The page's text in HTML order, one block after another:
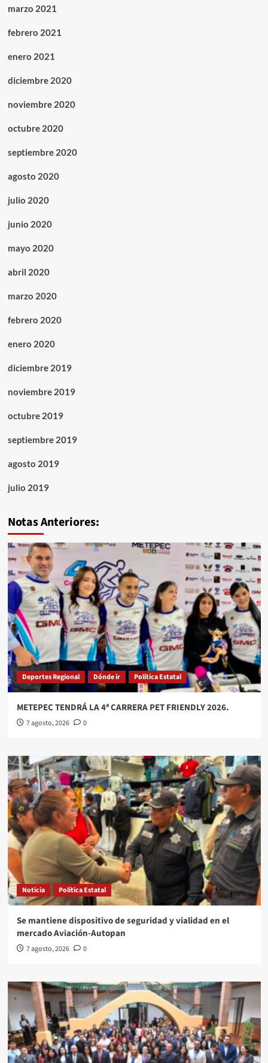
marzo 2021
febrero 2021
enero 2021
diciembre 2020
noviembre 2020
octubre 2020
septiembre 2020
agosto 2020
julio 2020
junio 2020
mayo 2020
abril 2020
marzo 2020
febrero 2020
enero 2020
diciembre 2019
noviembre 2019
octubre 2019
septiembre 2019
agosto 2019
julio 2019
Notas Anteriores:
Deportes Regional Dónde ir Política Estatal
METEPEC TENDRÁ LA 4ª CARRERA PET FRIENDLY 2026.
7 agosto, 2026 0
Noticia Política Estatal
Se mantiene dispositivo de seguridad y vialidad en el
mercado Aviación-Autopan
7 agosto, 2026 0